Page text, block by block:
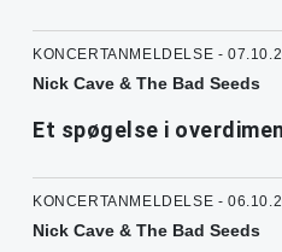
KONCERTANMELDELSE -
Nick Cave & The Bad Seeds
Et spøgelse i
KONCERTANMELDELSE -
Nick Cave & The Bad Seeds